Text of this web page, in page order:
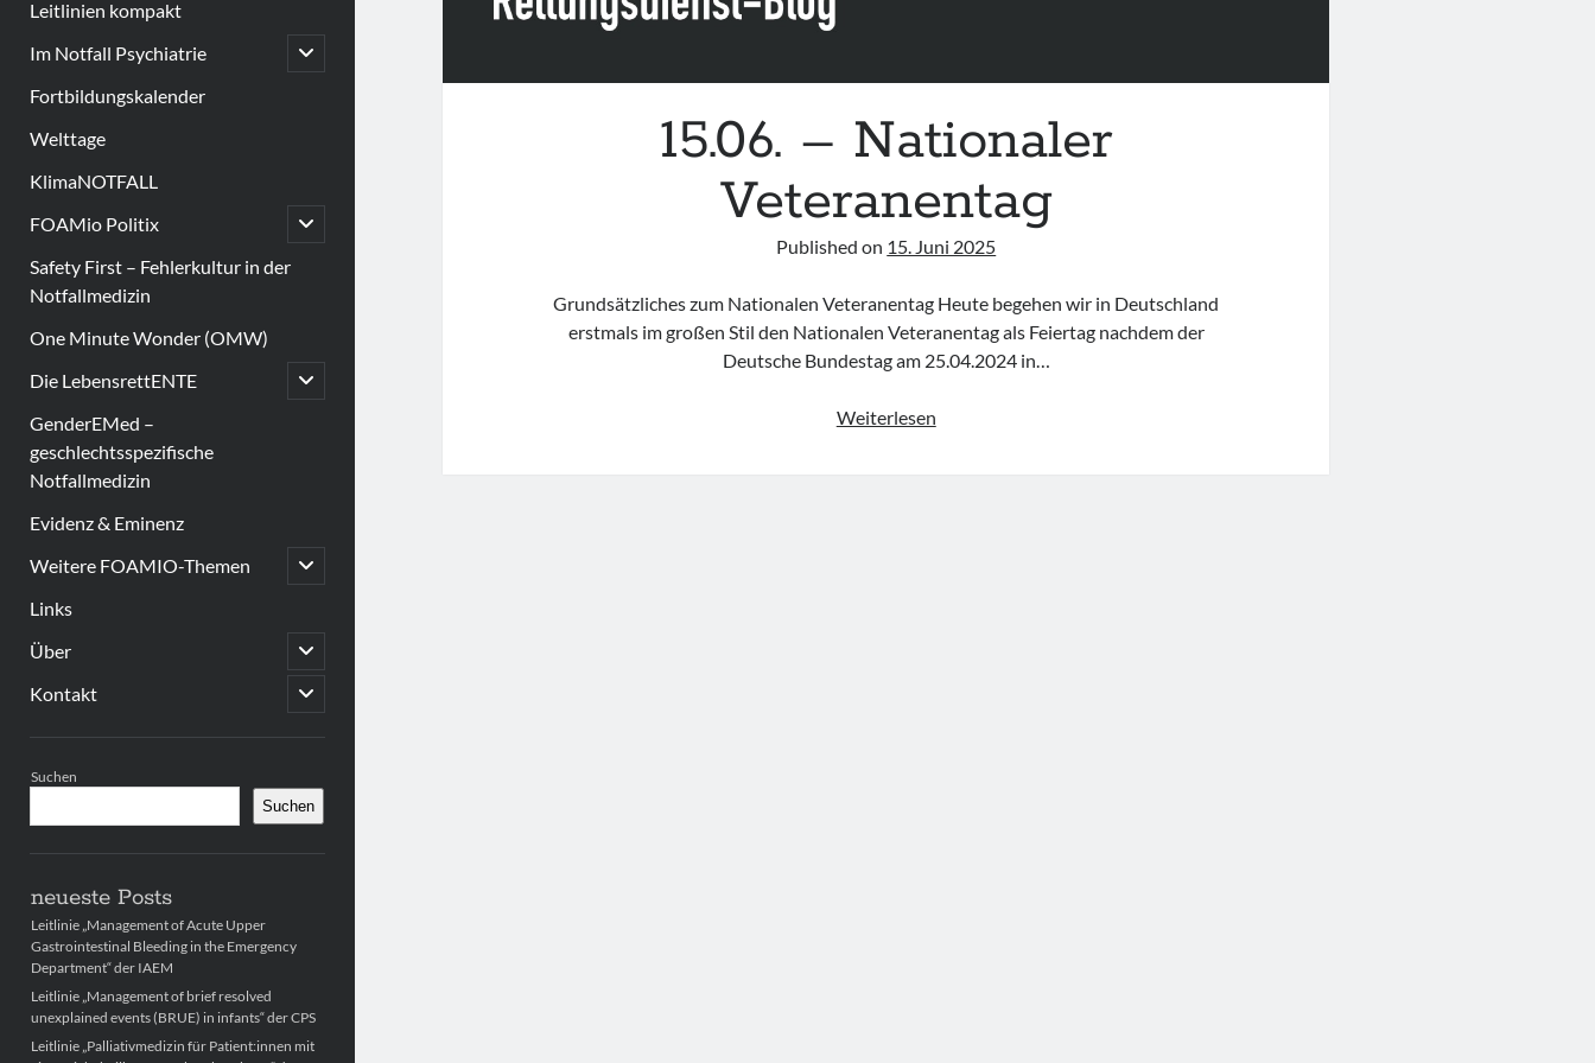
Leitlinien kompakt
Im Notfall Psychiatrie
open
child
Fortbildungskalender
Welttage
KlimaNOTFALL
FOAMio Politix
open
child
Safety First – Fehlerkultur in der
Notfallmedizin
One Minute Wonder (OMW)
Die LebensrettENTE
open
child
GenderEMed –
geschlechtsspezifische
Notfallmedizin
Evidenz & Eminenz
Weitere FOAMIO-Themen
open
child
Links
Über
open
child
menu
Kontakt
open
child
Suchen
Suchen
neueste Posts
Leitlinie „Management of Acute Upper
Gastrointestinal Bleeding in the Emergency
Department“ der IAEM
Leitlinie „Management of brief resolved
unexplained events (BRUE) in infants“ der CPS
Leitlinie „Palliativmedizin für Patient:innen mit
15.06. – Nationaler
Veteranentag
Published on 15. Juni 2025
Grundsätzliches zum Nationalen Veteranentag Heute begehen wir in Deutschland
erstmals im großen Stil den Nationalen Veteranentag als Feiertag nachdem der
Deutsche Bundestag am 25.04.2024 in…
Weiterlesen15.06.